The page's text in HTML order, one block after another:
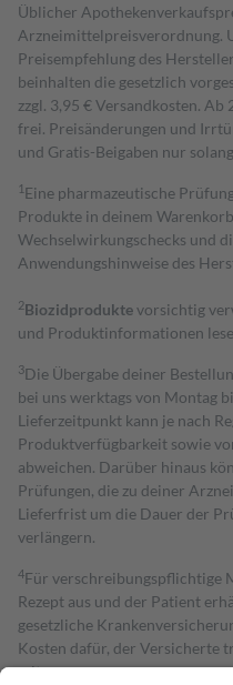
Üblicher
Arzneimittelpreisverordnung.
Preisempfehlung des
beinhalten die gesetzlich
zzgl. 3,95 € Versandkosten.
frei. Preisänderungen und
und Gratis-Beigaben nur
1 Eine pharmazeutische
Produkte in deinem
Wechselwirkungschecks und
Anwendungshinweise des
2Biozidproduktevorsichtig
und Produktinformationen
3Die Übergabe deiner
bei uns werktags von Montag
Lieferzeitpunkt kann je nach
Produktverfügbarkeit sowie
abweichen. Darüber hinaus
Prüfungen, die zu deiner
Lieferfrist um die Dauer der
verlängern.
4Für verschreibungspflichtige
Rezept aus und der Patient
gesetzliche
Kosten dafür, der Versicherte
mit.